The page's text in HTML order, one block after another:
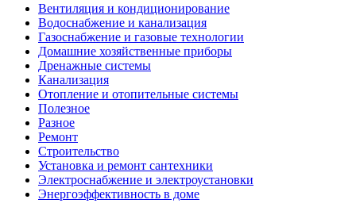
Вентиляция и кондиционирование
Водоснабжение и канализация
Газоснабжение и газовые технологии
Домашние хозяйственные приборы
Дренажные системы
Канализация
Отопление и отопительные системы
Полезное
Разное
Ремонт
Строительство
Установка и ремонт сантехники
Электроснабжение и электроустановки
Энергоэффективность в доме